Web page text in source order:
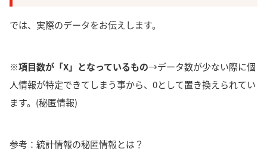
では、実際のデータをお伝えします。
※項目数が「X」となっているもの→データ数が少ない際に個
人情報が特定できてしまう事から、0として置き換えられてい
ます。(秘匿情報)
参考：統計情報の秘匿情報とは？